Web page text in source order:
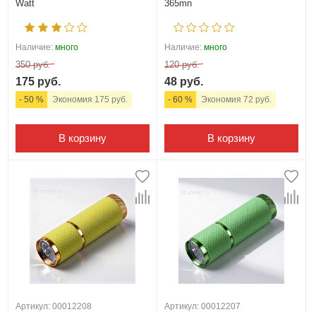
Watt
Наличие: много
350 руб.
175 руб.
- 50 % Экономия 175 руб.
В корзину
365mn
Наличие: много
120 руб.
48 руб.
- 60 % Экономия 72 руб.
В корзину
Артикул: 00012208 Артикул: 00012207